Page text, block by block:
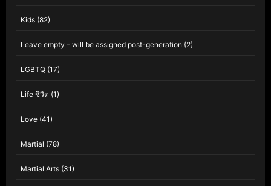
Kids (82)
Leave empty – will be assigned post-generation (2)
LGBTQ (17)
Life ชีวิต (1)
Love (41)
Martial (78)
Martial Arts (31)